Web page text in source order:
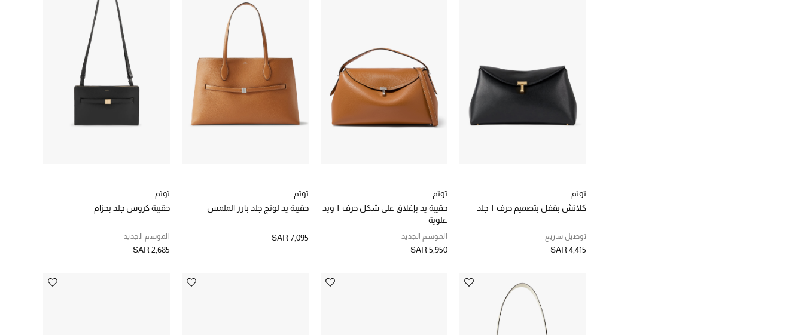
توتم
كلاتش بقفل بتصميم حرف T جلد
توصيل سريع
SAR 4,415
توتم
حقيبة يد بإغلاق على شكل حرف T ويد
علوية
الموسم الجديد
SAR 5,950
توتم
حقيبة يد لونج جلد بارز الملمس
SAR 7,095
توتم
حقيبة كروس جلد بحزام
الموسم الجديد
SAR 2,685